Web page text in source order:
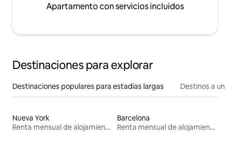
Apartamento con servicios incluidos
Destinaciones para explorar
Destinaciones populares para estadías largas Destinos a un
Nueva York
Renta mensual de alojamientos
Barcelona
Renta mensual de alojamientos